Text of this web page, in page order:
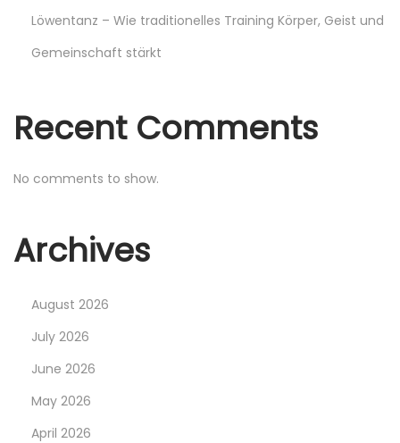
n
a
t
i
n
Löwentanz – Wie traditionelles Training Körper, Geist und
Gemeinschaft stärkt
Recent Comments
No comments to show.
Archives
August 2026
July 2026
June 2026
May 2026
April 2026